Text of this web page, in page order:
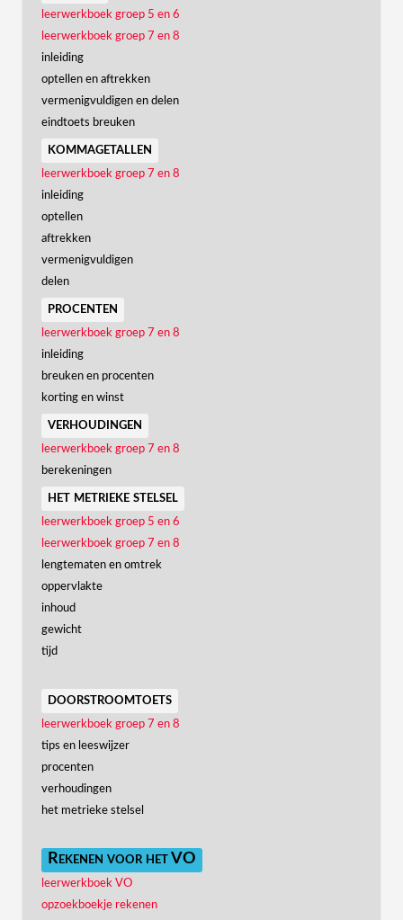
leerwerkboek groep 5 en 6
leerwerkboek groep 7 en 8
inleiding
optellen en aftrekken
vermenigvuldigen en delen
eindtoets breuken
kommagetallen
leerwerkboek groep 7 en 8
inleiding
optellen
aftrekken
vermenigvuldigen
delen
procenten
leerwerkboek groep 7 en 8
inleiding
breuken en procenten
korting en winst
verhoudingen
leerwerkboek groep 7 en 8
berekeningen
het metrieke stelsel
leerwerkboek groep 5 en 6
leerwerkboek groep 7 en 8
lengtematen en omtrek
oppervlakte
inhoud
gewicht
tijd
doorstroomtoets
leerwerkboek groep 7 en 8
tips en leeswijzer
procenten
verhoudingen
het metrieke stelsel
Rekenen voor het VO
leerwerkboek VO
opzoekboekje rekenen